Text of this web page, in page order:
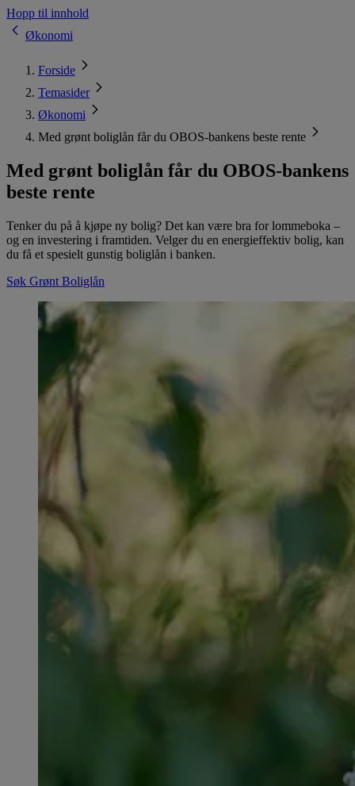
Hopp til innhold
Økonomi
Forside
Temasider
Økonomi
Med grønt boliglån får du OBOS-bankens beste rente
Med grønt boliglån får du OBOS-bankens
beste rente
Tenker du på å kjøpe ny bolig? Det kan være bra for lommeboka –
og en investering i framtiden. Velger du en energieffektiv bolig, kan
du få et spesielt gunstig boliglån i banken.
Søk Grønt Boliglån